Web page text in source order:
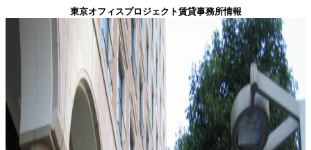
東京オフィスプロジェクト賃貸事務所情報